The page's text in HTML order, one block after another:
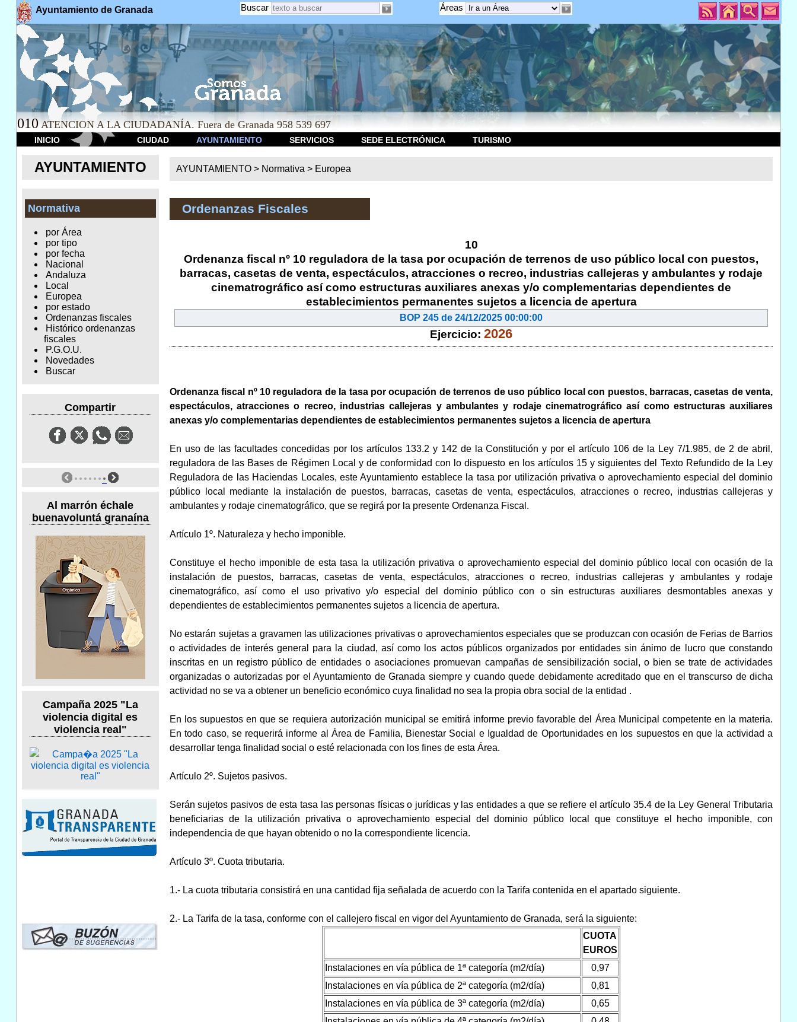
Ayuntamiento de Granada Áreas
Buscar
010 ATENCION A LA CIUDADANÍA. Fuera de Granada 958 539 697
INICIO CIUDAD AYUNTAMIENTO SERVICIOS SEDE ELECTRÓNICA TURISMO
AYUNTAMIENTO
Normativa
por Área
por tipo
por fecha
Nacional
Andaluza
Local
Europea
por estado
Ordenanzas fiscales
Histórico ordenanzas
fiscales
P.G.O.U.
Novedades
Buscar
Compartir
Al marrón échale
buenavoluntá granaína
Campaña 2025 "La
violencia digital es
violencia real"
AYUNTAMIENTO > Normativa > Europea
Ordenanzas Fiscales
10
Ordenanza fiscal nº 10 reguladora de la tasa por ocupación de terrenos de uso público local con puestos,
barracas, casetas de venta, espectáculos, atracciones o recreo, industrias callejeras y ambulantes y rodaje
cinematrográfico así como estructuras auxiliares anexas y/o complementarias dependientes de
establecimientos permanentes sujetos a licencia de apertura
BOP 245 de 24/12/2025 00:00:00
Ejercicio: 2026
Ordenanza fiscal nº 10 reguladora de la tasa por ocupación de terrenos de uso público local con puestos, barracas, casetas de venta,
espectáculos, atracciones o recreo, industrias callejeras y ambulantes y rodaje cinematrográfico así como estructuras auxiliares
anexas y/o complementarias dependientes de establecimientos permanentes sujetos a licencia de apertura
En uso de las facultades concedidas por los artículos 133.2 y 142 de la Constitución y por el artículo 106 de la Ley 7/1.985, de 2 de abril,
reguladora de las Bases de Régimen Local y de conformidad con lo dispuesto en los artículos 15 y siguientes del Texto Refundido de la Ley
Reguladora de las Haciendas Locales, este Ayuntamiento establece la tasa por utilización privativa o aprovechamiento especial del dominio
público local mediante la instalación de puestos, barracas, casetas de venta, espectáculos, atracciones o recreo, industrias callejeras y
ambulantes y rodaje cinematográfico, que se regirá por la presente Ordenanza Fiscal.
Artículo 1º. Naturaleza y hecho imponible.
Constituye el hecho imponible de esta tasa la utilización privativa o aprovechamiento especial del dominio público local con ocasión de la
instalación de puestos, barracas, casetas de venta, espectáculos, atracciones o recreo, industrias callejeras y ambulantes y rodaje
cinematográfico, así como el uso privativo y/o especial del dominio público con o sin estructuras auxiliares desmontables anexas y
dependientes de establecimientos permanentes sujetos a licencia de apertura.
No estarán sujetas a gravamen las utilizaciones privativas o aprovechamientos especiales que se produzcan con ocasión de Ferias de Barrios
o actividades de interés general para la ciudad, así como los actos públicos organizados por entidades sin ánimo de lucro que constando
inscritas en un registro público de entidades o asociaciones promuevan campañas de sensibilización social, o bien se trate de actividades
organizadas o autorizadas por el Ayuntamiento de Granada siempre y cuando quede debidamente acreditado que en el transcurso de dicha
actividad no se va a obtener un beneficio económico cuya finalidad no sea la propia obra social de la entidad .
En los supuestos en que se requiera autorización municipal se emitirá informe previo favorable del Área Municipal competente en la materia.
En todo caso, se requerirá informe al Área de Familia, Bienestar Social e Igualdad de Oportunidades en los supuestos en que la actividad a
desarrollar tenga finalidad social o esté relacionada con los fines de esta Área.
Artículo 2º. Sujetos pasivos.
Serán sujetos pasivos de esta tasa las personas físicas o jurídicas y las entidades a que se refiere el artículo 35.4 de la Ley General Tributaria
beneficiarias de la utilización privativa o aprovechamiento especial del dominio público local que constituye el hecho imponible, con
independencia de que hayan obtenido o no la correspondiente licencia.
Artículo 3º. Cuota tributaria.
1.- La cuota tributaria consistirá en una cantidad fija señalada de acuerdo con la Tarifa contenida en el apartado siguiente.
2.- La Tarifa de la tasa, conforme con el callejero fiscal en vigor del Ayuntamiento de Granada, será la siguiente:
CUOTA
EUROS
Instalaciones en vía pública de 1ª categoría (m2/día)
0,97
Instalaciones en vía pública de 2ª categoría (m2/día)
0,81
Instalaciones en vía pública de 3ª categoría (m2/día)
0,65